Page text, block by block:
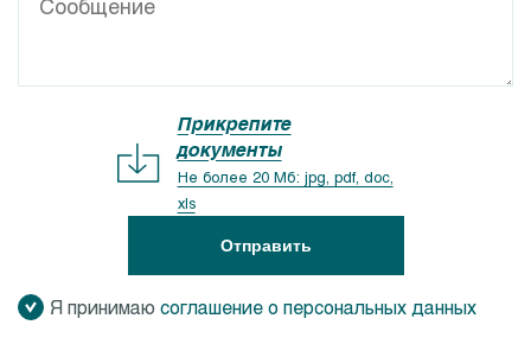
Прикрепите
документы
Не более 20 Мб: jpg, pdf, doc,
xls
Отправить
Я принимаю соглашение о персональных данных